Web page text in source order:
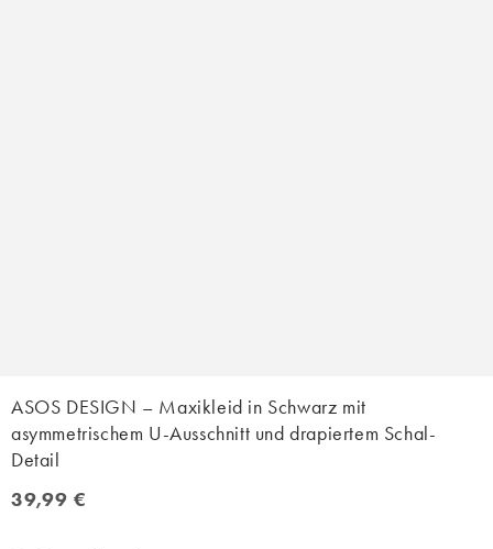
ASOS DESIGN – Maxikleid in Schwarz mit
asymmetrischem U-Ausschnitt und drapiertem Schal-
Detail
39,99 €
39,99 €